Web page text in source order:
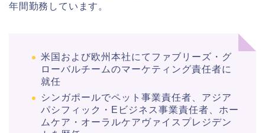
年間勤務しています。
米国および欧州本社にてファブリーズ・グ
ローバルチームのマーケティング責任者に
就任
シンガポールでペット事業責任者、アジア
パシフィック・Eビジネス事業責任者、ホー
ムケア・オーラルケアヴァイスプレジデン